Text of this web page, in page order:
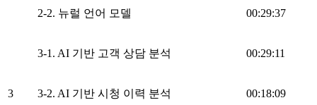
2-2. 뉴럴 언어 모델 00:29:37
3
3-1. AI 기반 고객 상담 분석 00:29:11
3-2. AI 기반 시청 이력 분석 00:18:09